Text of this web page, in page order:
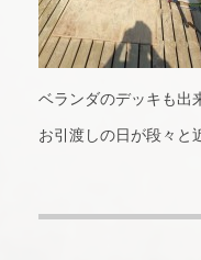
ベランダのデッキも出
お引渡しの日が段々と